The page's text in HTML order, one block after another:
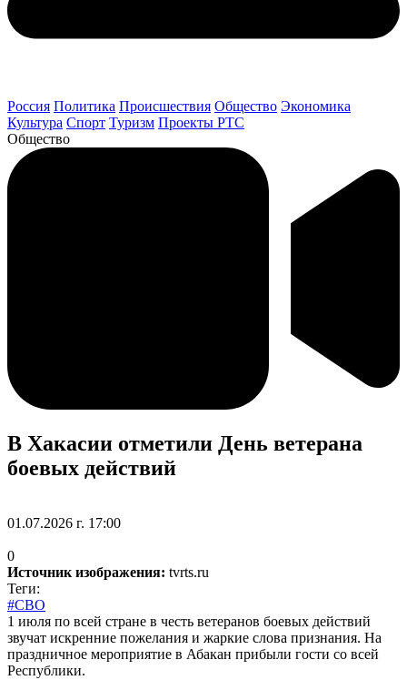
Россия Политика Происшествия Общество Экономика
Культура Спорт Туризм Проекты РТС
Общество
В Хакасии отметили День ветерана
боевых действий
01.07.2026 г. 17:00
0
Источник изображения: tvrts.ru
Теги:
#СВО
1 июля по всей стране в честь ветеранов боевых действий
звучат искренние пожелания и жаркие слова признания. На
праздничное мероприятие в Абакан прибыли гости со всей
Республики.